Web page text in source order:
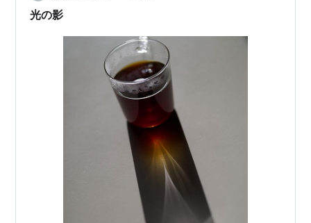
とは 岐阜県土岐市の陶磁器メー…
光の影